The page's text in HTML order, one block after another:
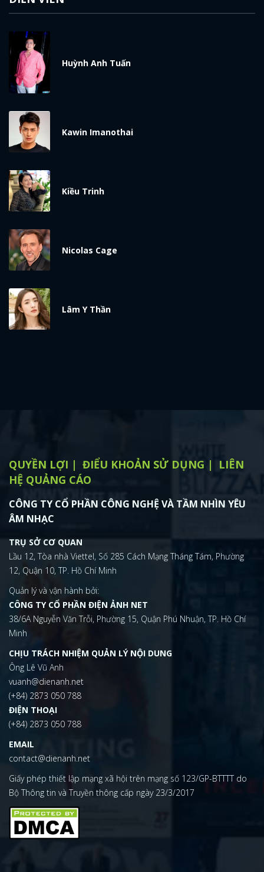
Huỳnh Anh Tuấn
Kawin Imanothai
Kiều Trinh
Nicolas Cage
Lâm Y Thần
QUYỀN LỢI ĐIỂU KHOẢN SỬ DỤNG
LIÊN
HỆ QUẢNG CÁO
CÔNG TY CỔ PHẦN CÔNG NGHỆ VÀ TẦM NHÌN YÊU
ÂM NHẠC
TRỤ SỞ CƠ QUAN
Lầu 12, Tòa nhà Viettel, Số 285 Cách Mạng Tháng Tám, Phường
12, Quận 10, TP. Hồ Chí Minh
Quản lý và vận hành bởi:
CÔNG TY CỔ PHẦN ĐIỆN ẢNH NET
38/6A Nguyễn Văn Trỗi, Phường 15, Quận Phú Nhuận, TP. Hồ Chí
Minh
CHỊU TRÁCH NHIỆM QUẢN LÝ NỘI DUNG
Ông Lê Vũ Anh
vuanh@dienanh.net
(+84) 2873 050 788
ĐIỆN THOẠI
(+84) 2873 050 788
EMAIL
contact@dienanh.net
Giấy phép thiết lập mạng xã hội trên mạng số 123/GP-BTTTT do
Bộ Thông tin và Truyền thông cấp ngày 23/3/2017